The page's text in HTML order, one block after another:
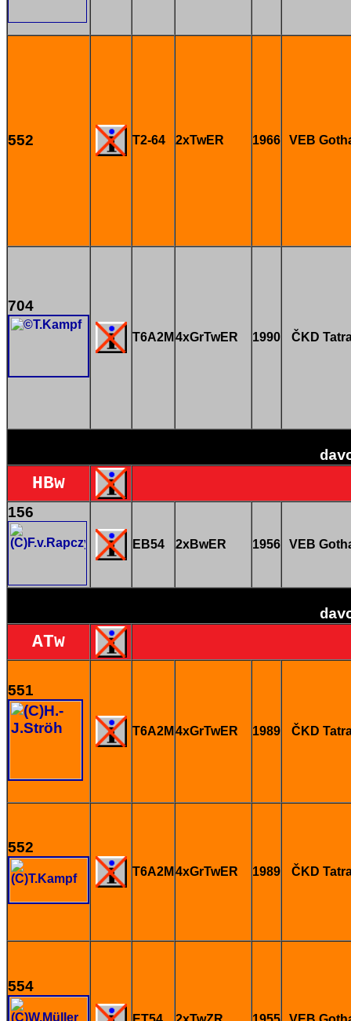
552 T2-64 2xTwER 1966 VEB
704
T6A2M 4xGrTwER 1990 ČKD
HBw
156
EB54 2xBwER 1956 VEB
ATw
551
T6A2M 4xGrTwER 1989 ČKD
552
T6A2M 4xGrTwER 1989 ČKD
554